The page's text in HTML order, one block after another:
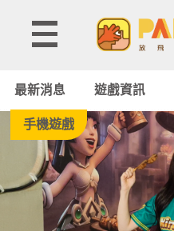
Paradaily
遊
｜
最新消息 遊戲資訊
手機遊戲